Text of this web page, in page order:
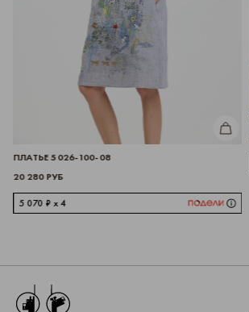
КУПИТЬ
ПЛАТЬЕ 5026-100-08
20 280 РУБ
5 070 ₽ x 4
Перейти на главную